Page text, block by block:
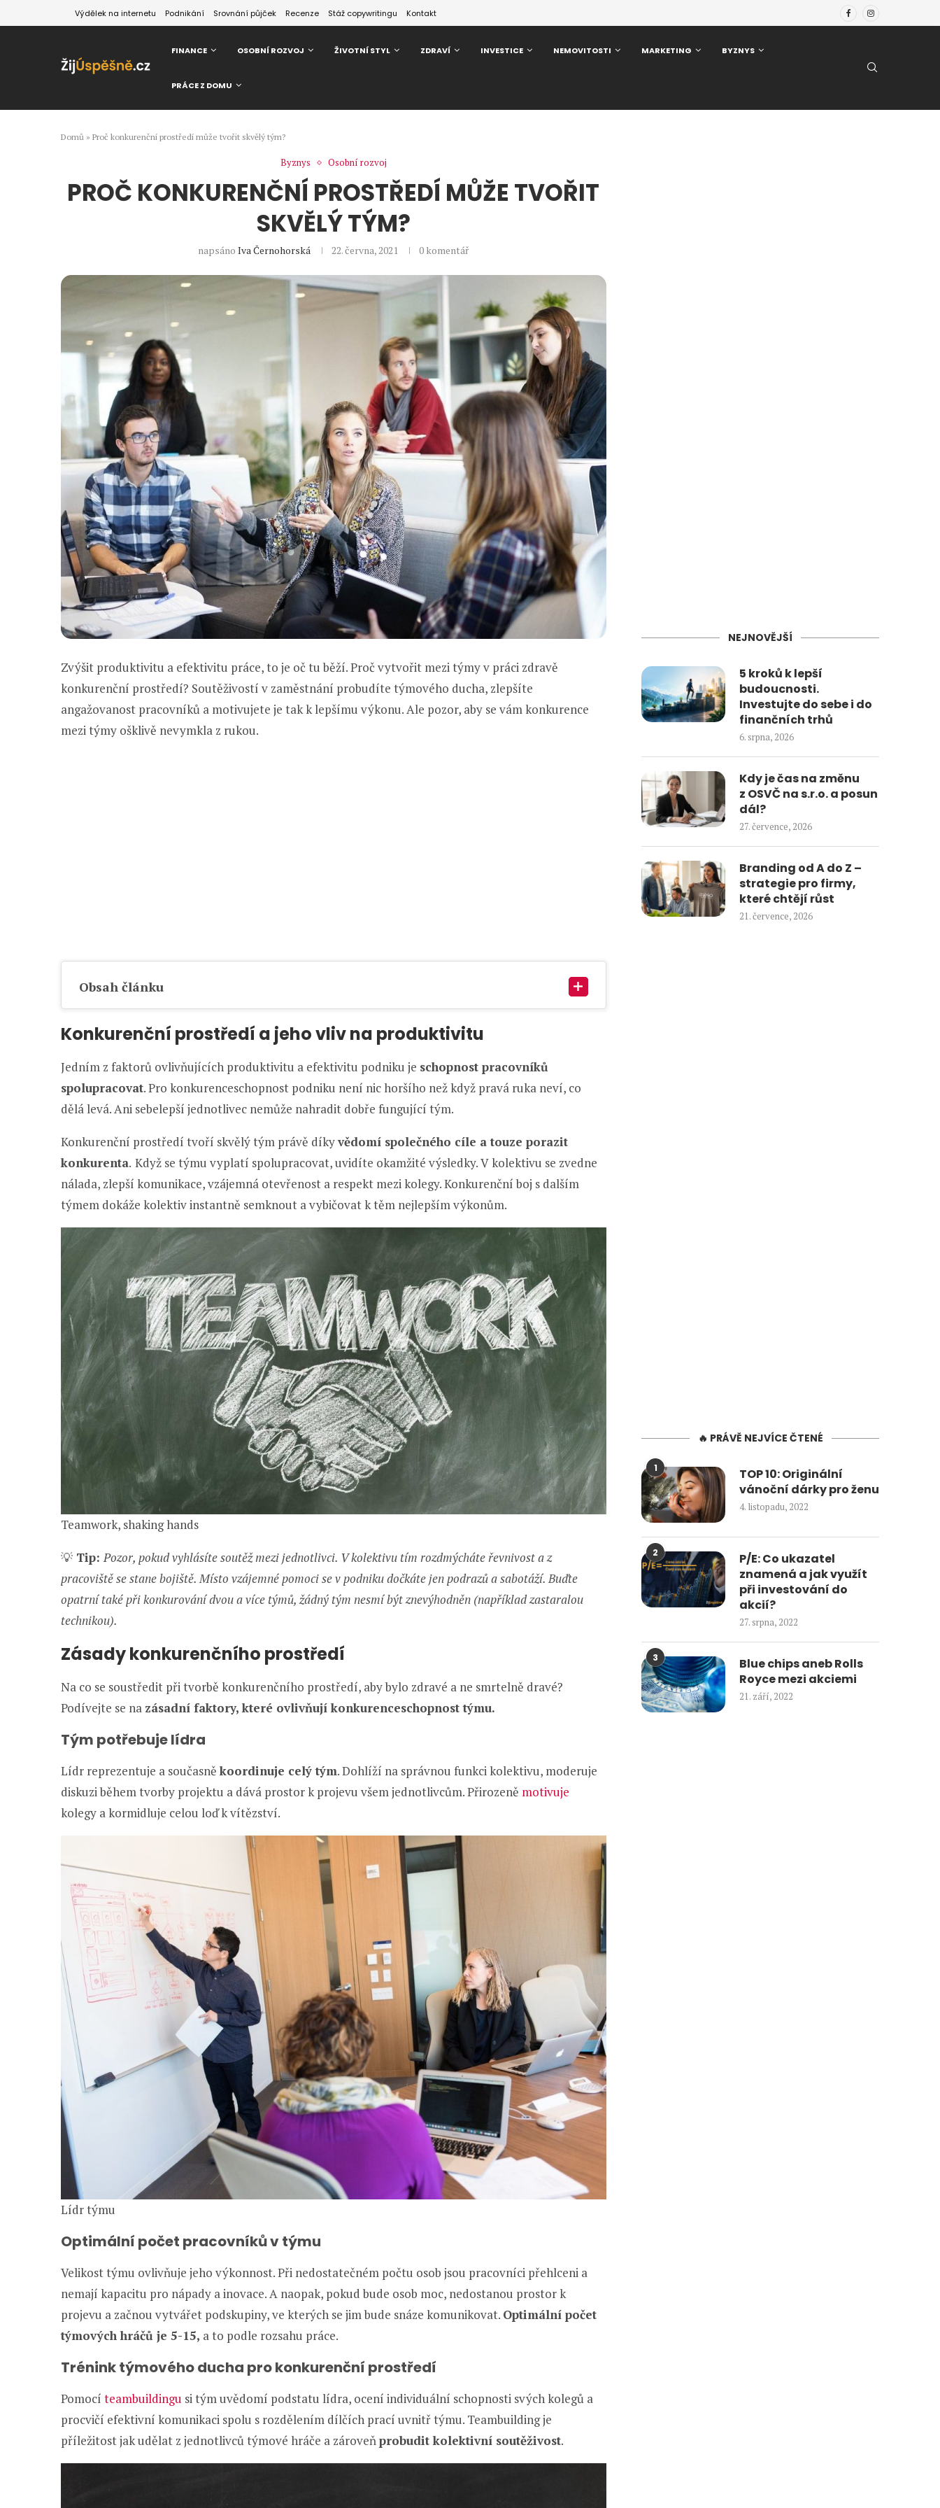
Výdělek na internetu Podnikání Srovnání půjček Recenze Stáž copywritingu Kontakt
FINANCE OSOBNÍ ROZVOJ ŽIVOTNÍ STYL ZDRAVÍ INVESTICE NEMOVITOSTI MARKETING BYZNYS
PRÁCE Z DOMU
Domů » Proč konkurenční prostředí může tvořit skvělý tým?
Byznys Osobní rozvoj
PROČ KONKURENČNÍ PROSTŘEDÍ MŮŽE TVOŘIT
SKVĚLÝ TÝM?
napsánoIva Černohorská 22. června, 2021 0 komentář
Zvýšit produktivitu a efektivitu práce, to je oč tu běží. Proč vytvořit mezi týmy v práci zdravě
konkurenční prostředí? Soutěživostí v zaměstnání probudíte týmového ducha, zlepšíte
angažovanost pracovníků a motivujete je tak k lepšímu výkonu. Ale pozor, aby se vám konkurence
mezi týmy ošklivě nevymkla z rukou.
Obsah článku
Konkurenční prostředí a jeho vliv na produktivitu
Jedním z faktorů ovlivňujících produktivitu a efektivitu podniku je schopnost pracovníků
spolupracovat. Pro konkurenceschopnost podniku není nic horšího než když pravá ruka neví, co
dělá levá. Ani sebelepší jednotlivec nemůže nahradit dobře fungující tým.
Konkurenční prostředí tvoří skvělý tým právě díkyvědomí společného cíle a touze porazit
konkurenta. Když se týmu vyplatí spolupracovat, uvidíte okamžité výsledky. V kolektivu se zvedne
nálada, zlepší komunikace, vzájemná otevřenost a respekt mezi kolegy. Konkurenční boj s dalším
týmem dokáže kolektiv instantně semknout a vybičovat k těm nejlepším výkonům.
Teamwork, shaking hands
💡 Tip:Pozor, pokud vyhlásíte soutěž mezi jednotlivci. V kolektivu tím rozdmýcháte řevnivost a z
pracoviště se stane bojiště. Místo vzájemné pomoci se v podniku dočkáte jen podrazů a sabotáží. Buďte
opatrní také při konkurování dvou a více týmů, žádný tým nesmí být znevýhodněn (například zastaralou
technikou).
Zásady konkurenčního prostředí
Na co se soustředit při tvorbě konkurenčního prostředí, aby bylo zdravé a ne smrtelně dravé?
Podívejte se na zásadní faktory, které ovlivňují konkurenceschopnost týmu.
Tým potřebuje lídra
Lídr reprezentuje a současně koordinuje celý tým. Dohlíží na správnou funkci kolektivu, moderuje
diskuzi během tvorby projektu a dává prostor k projevu všem jednotlivcům. Přirozeně motivuje
kolegy a kormidluje celou loď k vítězství.
Lídr týmu
Optimální počet pracovníků v týmu
Velikost týmu ovlivňuje jeho výkonnost. Při nedostatečném počtu osob jsou pracovníci přehlceni a
nemají kapacitu pro nápady a inovace. A naopak, pokud bude osob moc, nedostanou prostor k
projevu a začnou vytvářet podskupiny, ve kterých se jim bude snáze komunikovat. Optimální počet
týmových hráčů je 5-15, a to podle rozsahu práce.
Trénink týmového ducha pro konkurenční prostředí
Pomocí teambuildingu si tým uvědomí podstatu lídra, ocení individuální schopnosti svých kolegů a
procvičí efektivní komunikaci spolu s rozdělením dílčích prací uvnitř týmu. Teambuilding je
příležitost jak udělat z jednotlivců týmové hráče a zároveňprobudit kolektivní soutěživost.
NEJNOVĚJŠÍ
5 kroků k lepší
budoucnosti.
Investujte do sebe i do
finančních trhů
6. srpna, 2026
Kdy je čas na změnu
z OSVČ na s.r.o. a posun
dál?
27. července, 2026
Branding od A do Z –
strategie pro firmy,
které chtějí růst
21. července, 2026
🔥 PRÁVĚ NEJVÍCE ČTENÉ
1
TOP 10: Originální
vánoční dárky pro ženu
4. listopadu, 2022
2
P/E: Co ukazatel
znamená a jak využít
při investování do
akcií?
27. srpna, 2022
3
Blue chips aneb Rolls
Royce mezi akciemi
21. září, 2022